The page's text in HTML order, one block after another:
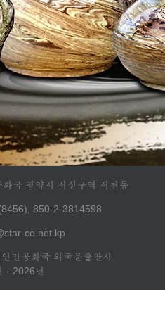
국 평양시 서성구역 서천동
850-2-3814598
co.net.kp
민공화국 외국문출판사
- 2026년